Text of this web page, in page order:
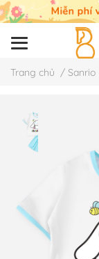
Trang chủ / Sanrio